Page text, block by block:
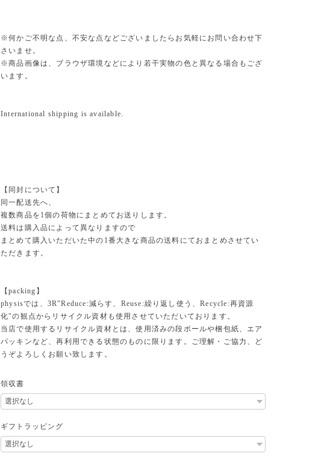
※何かご不明な点、不安な点などございましたらお気軽にお問い合わせ下
さいませ。
※商品画像は、ブラウザ環境などにより若干実物の色と異なる場合もござ
います。
International shipping is available.
【同封について】
同一配送先へ、
複数商品を1個の荷物にまとめてお送りします。
送料は購入品によって異なりますので
まとめて購入いただいた中の1番大きな商品の送料にておまとめさせてい
ただきます。
【packing】
physisでは、3R"Reduce:減らす、Reuse:繰り返し使う、Recycle:再資源
化"の観点からリサイクル資材も使用させていただいております。
当店で使用するリサイクル資材とは、使用済みの段ボールや梱包紙、エア
パッキンなど、再利用できる状態のものに限ります。ご理解・ご協力、ど
うぞよろしくお願い致します。
領収書
ギフトラッピング